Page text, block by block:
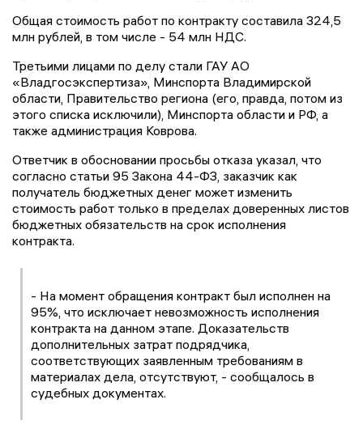
Общая стоимость работ по контракту составила 324,5
млн рублей, в том числе - 54 млн НДС.
Третьими лицами по делу стали ГАУ АО
«Владгосэкспертиза», Минспорта Владимирской
области, Правительство региона (его, правда, потом из
этого списка исключили), Минспорта области и РФ, а
также администрация Коврова.
Ответчик в обосновании просьбы отказа указал, что
согласно статьи 95 Закона 44-ФЗ, заказчик как
получатель бюджетных денег может изменить
стоимость работ только в пределах доверенных листов
бюджетных обязательств на срок исполнения
контракта.
- На момент обращения контракт был исполнен на
95%, что исключает невозможность исполнения
контракта на данном этапе. Доказательств
дополнительных затрат подрядчика,
соответствующих заявленным требованиям в
материалах дела, отсутствуют, - сообщалось в
судебных документах.